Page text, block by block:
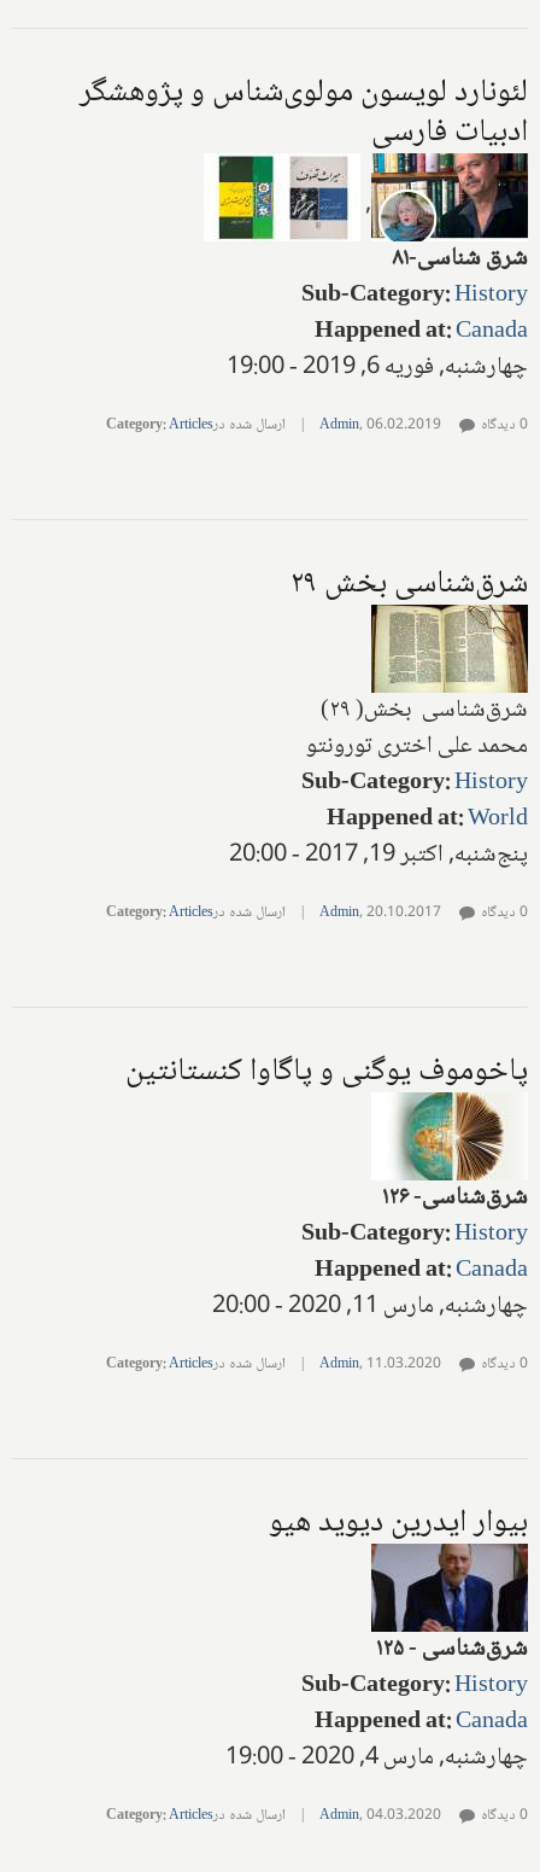
لئونارد لویسون مولوی‌شناس و پژوهشگر
ادبیات فارسی
,
شرق شناسی-۸۱
Sub-Category:History
Happened at:Canada
چهارشنبه, فوریه 6, 2019 - 19:00
Admin,06.02.2019
| ارسال شده در Category:Articles 0 دیدگاه
شرق‌شناسی بخش ۲۹
شرق‌شناسی بخش( ۲۹)
محمد علی اختری تورونتو
Sub-Category:History
Happened at:World
پنج‌شنبه, اکتبر 19, 2017 - 20:00
Admin,20.10.2017
| ارسال شده در Category:Articles 0 دیدگاه
پاخو‌موف‌ یوگنی و پاگاوا کنستانتین‌
شرق‌شناسی- ۱۲۶
Sub-Category:History
Happened at:Canada
چهارشنبه, مارس 11, 2020 - 20:00
Admin, 11.03.2020
| ارسال شده در Category:Articles 0 دیدگاه
بیوار ایدرین دیوید هیو
شرق‌شناسی - ۱۲۵
Sub-Category:History
Happened at:Canada
چهارشنبه, مارس 4, 2020 - 19:00
Admin,04.03.2020
| ارسال شده در Category:Articles 0 دیدگاه